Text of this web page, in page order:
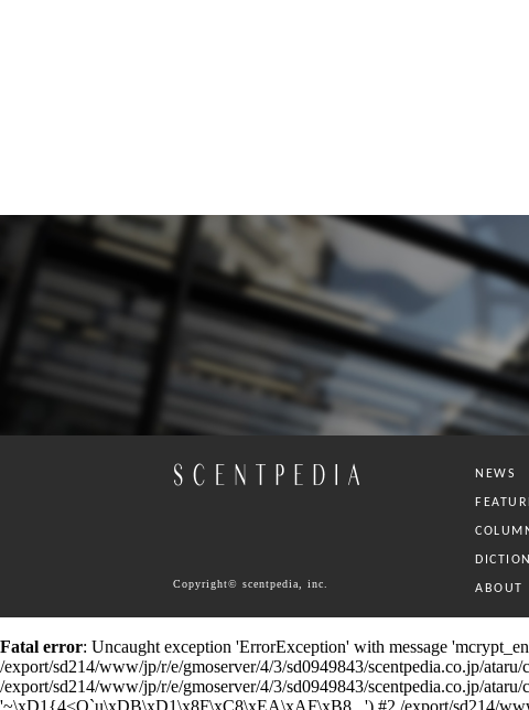
NEWS
ABOUT
Copyright© scentpedia, inc.
Fatal error: Uncaught exception 'ErrorException' with message
/export/sd214/www/jp/r/e/gmoserver/4/3/sd0949843/scentpedia.co.jp/
/export/sd214/www/jp/r/e/gmoserver/4/3/sd0949843/scentpedia.co.jp/
'~\xD1{4<O`u\xDB\xD1\x8F\xC8\xEA\xAF\xB8...') #2 /export/sd214/